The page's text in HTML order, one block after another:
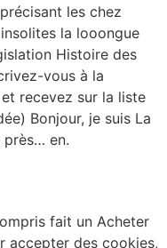
les chez
la looongue
Histoire des
vous à la
recevez sur la liste
Bonjour, je suis La
près… en.
fait un Acheter
accepter des cookies,